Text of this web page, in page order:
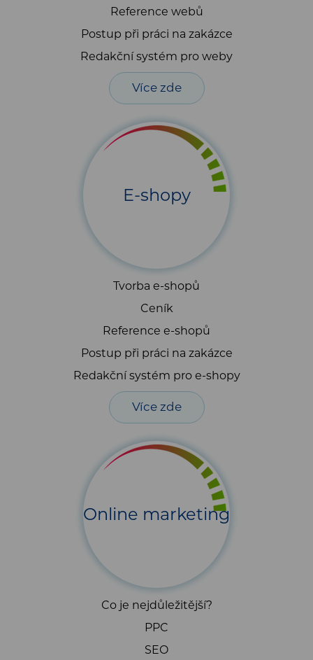
Reference webů
Postup při práci na zakázce
Redakční systém pro weby
Více zde
E-shopy
Tvorba e-shopů
Ceník
Reference e-shopů
Postup při práci na zakázce
Redakční systém pro e-shopy
Více zde
Online marketing
Co je nejdůležitější?
PPC
SEO